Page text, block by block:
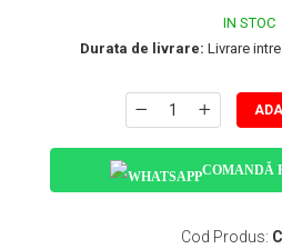
IN STOC
Durata de livrare: Livrare
COMANDĂ
Cod Produs: